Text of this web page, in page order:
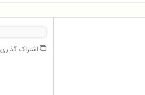
اشتراک گذاری